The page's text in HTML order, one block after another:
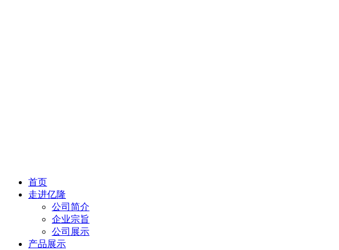
首页
走进亿隆
公司简介
企业宗旨
公司展示
产品展示